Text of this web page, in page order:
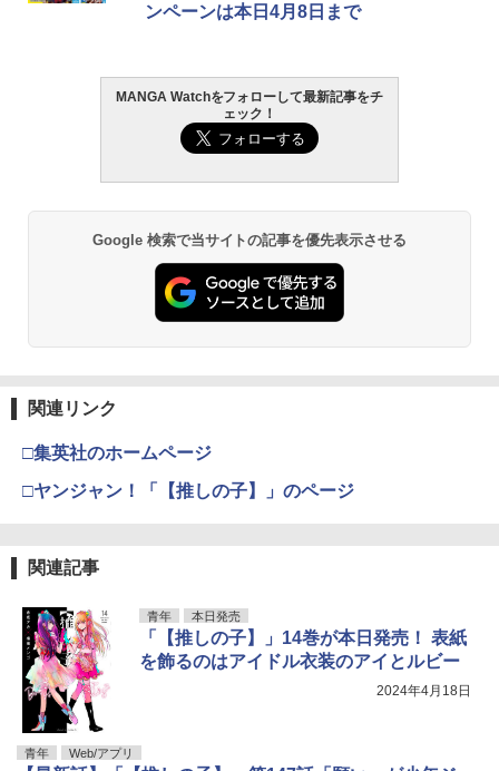
ンペーンは本日4月8日まで
MANGA Watchをフォローして最新記事をチ
ェック！
Google 検索で当サイトの記事を優先表示させる
関連リンク
□集英社のホームページ
□ヤンジャン！「【推しの子】」のページ
関連記事
青年 本日発売
「【推しの子】」14巻が本日発売！ 表紙
を飾るのはアイドル衣装のアイとルビー
2024年4月18日
青年 Web/アプリ